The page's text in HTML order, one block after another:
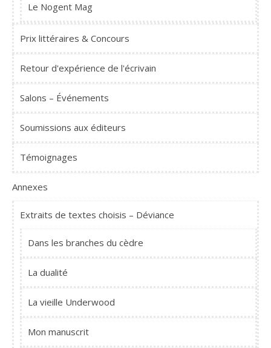
Le Nogent Mag
Prix littéraires & Concours
Retour d'expérience de l'écrivain
Salons – Événements
Soumissions aux éditeurs
Témoignages
Annexes
Extraits de textes choisis – Déviance
Dans les branches du cèdre
La dualité
La vieille Underwood
Mon manuscrit